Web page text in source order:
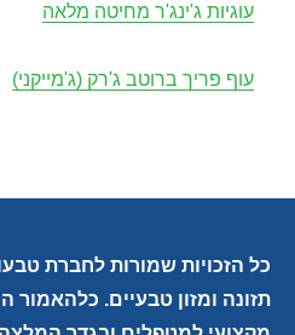
עוגיות ג'ינג'ר מחיטה מלאה
עוף פריך ברוטב ג'רק (ג'מייקני)
כל הזכויות שמורות לחברת
תזונה ומזון טבעיים. כלהאמור